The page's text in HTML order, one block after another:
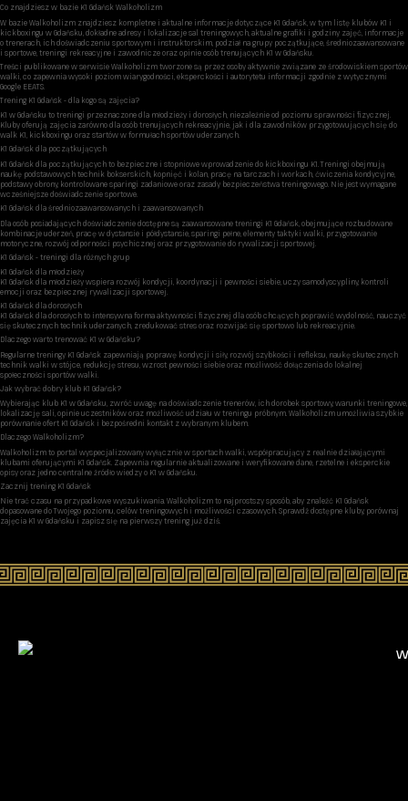
Co znajdziesz w bazie K1 Gdańsk Walkoholizm
W bazie Walkoholizm znajdziesz kompletne i aktualne informacje dotyczące K1 Gdańsk, w tym listę klubów K1 i
kickboxingu w Gdańsku, dokładne adresy i lokalizacje sal treningowych, aktualne grafiki i godziny zajęć, informacje
o trenerach, ich doświadczeniu sportowym i instruktorskim, podział na grupy początkujące, średniozaawansowane
i sportowe, treningi rekreacyjne i zawodnicze oraz opinie osób trenujących K1 w Gdańsku.
Treści publikowane w serwisie Walkoholizm tworzone są przez osoby aktywnie związane ze środowiskiem sportów
walki, co zapewnia wysoki poziom wiarygodności, eksperckości i autorytetu informacji zgodnie z wytycznymi
Google EEATS.
Trening K1 Gdańsk - dla kogo są zajęcia?
K1 w Gdańsku to treningi przeznaczone dla młodzieży i dorosłych, niezależnie od poziomu sprawności fizycznej.
Kluby oferują zajęcia zarówno dla osób trenujących rekreacyjnie, jak i dla zawodników przygotowujących się do
walk K1, kickboxingu oraz startów w formułach sportów uderzanych.
K1 Gdańsk dla początkujących
K1 Gdańsk dla początkujących to bezpieczne i stopniowe wprowadzenie do kickboxingu K1. Treningi obejmują
naukę podstawowych technik bokserskich, kopnięć i kolan, pracę na tarczach i workach, ćwiczenia kondycyjne,
podstawy obrony, kontrolowane sparingi zadaniowe oraz zasady bezpieczeństwa treningowego. Nie jest wymagane
wcześniejsze doświadczenie sportowe.
K1 Gdańsk dla średniozaawansowanych i zaawansowanych
Dla osób posiadających doświadczenie dostępne są zaawansowane treningi K1 Gdańsk, obejmujące rozbudowane
kombinacje uderzeń, pracę w dystansie i półdystansie, sparingi pełne, elementy taktyki walki, przygotowanie
motoryczne, rozwój odporności psychicznej oraz przygotowanie do rywalizacji sportowej.
K1 Gdańsk - treningi dla różnych grup
K1 Gdańsk dla młodzieży
K1 Gdańsk dla młodzieży wspiera rozwój kondycji, koordynacji i pewności siebie, uczy samodyscypliny, kontroli
emocji oraz bezpiecznej rywalizacji sportowej.
K1 Gdańsk dla dorosłych
K1 Gdańsk dla dorosłych to intensywna forma aktywności fizycznej dla osób chcących poprawić wydolność, nauczyć
się skutecznych technik uderzanych, zredukować stres oraz rozwijać się sportowo lub rekreacyjnie.
Dlaczego warto trenować K1 w Gdańsku?
Regularne treningy K1 Gdańsk zapewniają poprawę kondycji i siły, rozwój szybkości i refleksu, naukę skutecznych
technik walki w stójce, redukcję stresu, wzrost pewności siebie oraz możliwość dołączenia do lokalnej
społeczności sportów walki.
Jak wybrać dobry klub K1 Gdańsk?
Wybierając klub K1 w Gdańsku, zwróć uwagę na doświadczenie trenerów, ich dorobek sportowy, warunki treningowe,
lokalizację sali, opinie uczestników oraz możliwość udziału w treningu próbnym. Walkoholizm umożliwia szybkie
porównanie ofert K1 Gdańsk i bezpośredni kontakt z wybranym klubem.
Dlaczego Walkoholizm?
Walkoholizm to portal wyspecjalizowany wyłącznie w sportach walki, współpracujący z realnie działającymi
klubami oferującymi K1 Gdańsk. Zapewnia regularnie aktualizowane i weryfikowane dane, rzetelne i eksperckie
opisy oraz jedno centralne źródło wiedzy o K1 w Gdańsku.
Zacznij trening K1 Gdańsk
Nie trać czasu na przypadkowe wyszukiwania. Walkoholizm to najprostszy sposób, aby znaleźć K1 Gdańsk
dopasowane do Twojego poziomu, celów treningowych i możliwości czasowych. Sprawdź dostępne kluby, porównaj
zajęcia K1 w Gdańsku i zapisz się na pierwszy trening już dziś.